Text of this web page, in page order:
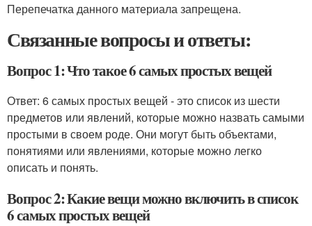
Перепечатка данного материала запрещена.
Связанные вопросы и ответы:
Вопрос 1: Что такое 6 самых простых вещей
Ответ: 6 самых простых вещей - это список из шести
предметов или явлений, которые можно назвать самыми
простыми в своем роде. Они могут быть объектами,
понятиями или явлениями, которые можно легко
описать и понять.
Вопрос 2: Какие вещи можно включить в список
6 самых простых вещей